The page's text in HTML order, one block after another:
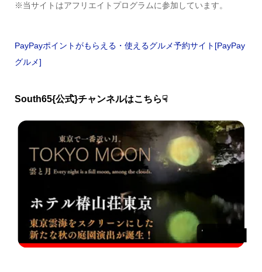
※当サイトはアフリエイトプログラムに参加しています。
PayPayポイントがもらえる・使えるグルメ予約サイト[PayPay
グルメ]
South65{公式}チャンネルはこちら☟